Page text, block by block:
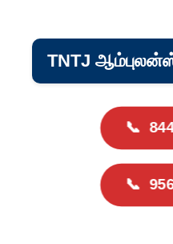
TNTJ
📞
📞